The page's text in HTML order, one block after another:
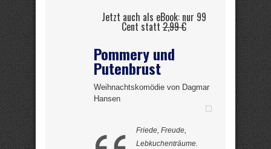
Jetzt auch als eBook: nur 99
Cent statt2,99 €
Pommery und
Putenbrust
Weihnachtskomödie von Dagmar
Hansen
Friede, Freude,
Lebkuchenträume.